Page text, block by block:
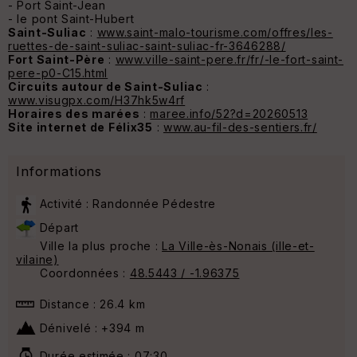
- Port Saint-Jean
- le pont Saint-Hubert
Saint-Suliac : www.saint-malo-tourisme.com/offres/les-
ruettes-de-saint-suliac-saint-suliac-fr-3646288/
Fort Saint-Père : www.ville-saint-pere.fr/fr/-le-fort-saint-
pere-p0-C15.html
Circuits autour de Saint-Suliac :
www.visugpx.com/H37hk5w4rf
Horaires des marées : maree.info/52?d=20260513
Site internet de Félix35 : www.au-fil-des-sentiers.fr/
Informations
Activité : Randonnée Pédestre
Départ
Ville la plus proche : La Ville-ès-Nonais (ille-et-
vilaine)
Coordonnées : 48.5443 / -1.96375
Distance : 26.4 km
Dénivelé : +394 m